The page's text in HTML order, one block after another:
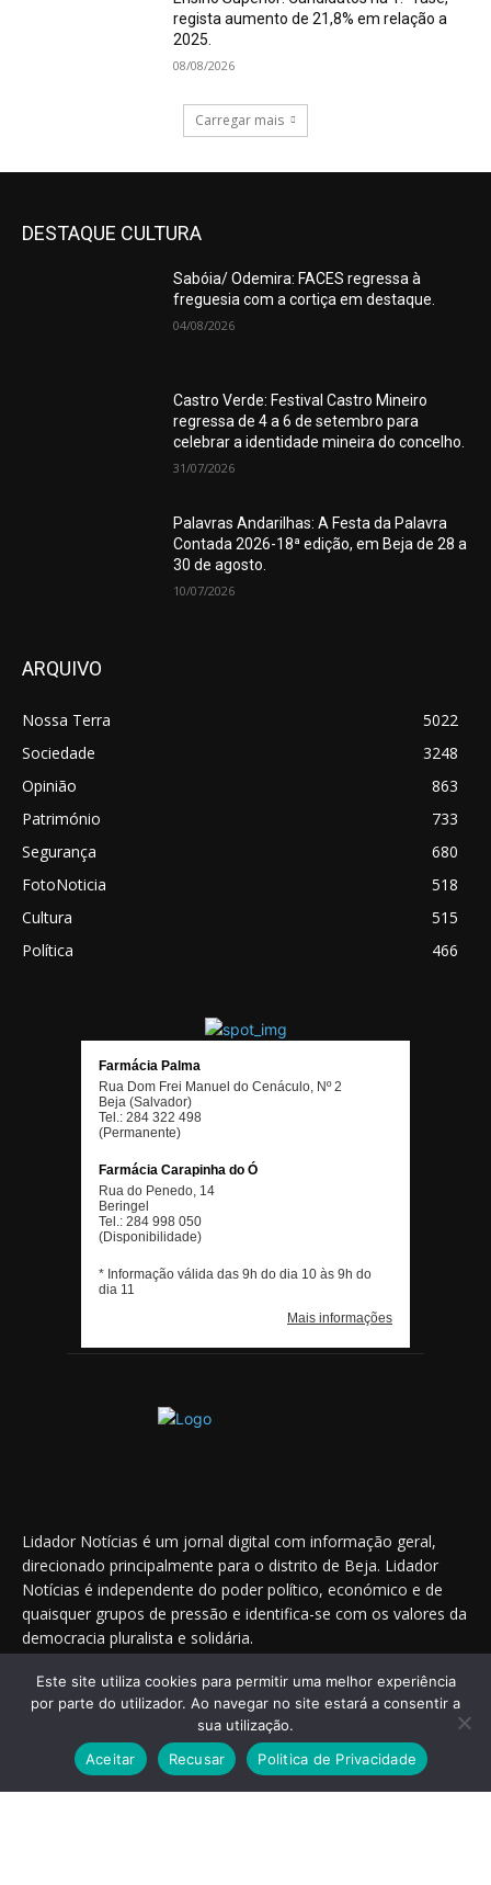
regista aumento de 21,8% em relação a
2025.
08/08/2026
Carregar mais
DESTAQUE CULTURA
Sabóia/ Odemira: FACES regressa à
freguesia com a cortiça em destaque.
04/08/2026
Castro Verde: Festival Castro Mineiro
regressa de 4 a 6 de setembro para
celebrar a identidade mineira do concelho.
31/07/2026
Palavras Andarilhas: A Festa da Palavra
Contada 2026-18ª edição, em Beja de 28 a
30 de agosto.
10/07/2026
ARQUIVO
Nossa Terra
5022
Sociedade
3248
Opinião
863
Património
733
Segurança
680
FotoNoticia
518
Cultura
515
Política
466
Lidador Notícias é um jornal digital com informação geral,
direcionado principalmente para o distrito de Beja. Lidador
Notícias é independente do poder político, económico e de
quaisquer grupos de pressão e identifica-se com os valores da
democracia pluralista e solidária.
Saiba onde nos encontrar nas redes sociais
Este site utiliza cookies para permitir uma melhor experiência
por parte do utilizador. Ao navegar no site estará a consentir a
sua utilização.
Aceitar
Recusar Politica de Privacidade